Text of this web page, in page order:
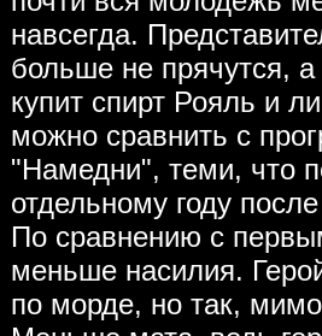
навсегда.
больше не прячутся,
купит спирт Рояль и
можно сравнить с
"Намедни", теми, что
отдельному году
По сравнению с
меньше насилия.
по морде, но так,